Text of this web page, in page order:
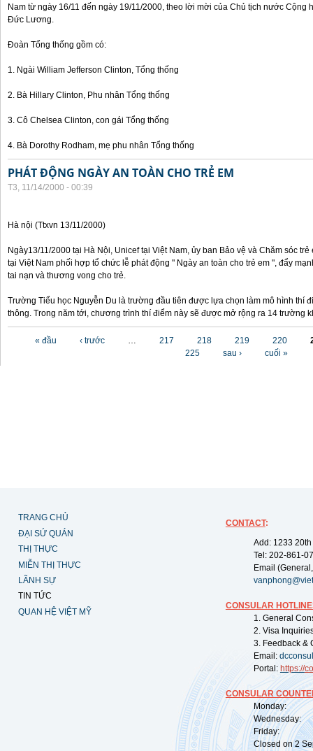
Nam từ ngày 16/11 đến ngày 19/11/2000, theo lời mời của Chủ tịch nước Cộng
Đức Lương.
Đoàn Tổng thống gồm có:
1. Ngài William Jefferson Clinton, Tổng thống
2. Bà Hillary Clinton, Phu nhân Tổng thống
3. Cô Chelsea Clinton, con gái Tổng thống
4. Bà Dorothy Rodham, mẹ phu nhân Tổng thống
PHÁT ĐỘNG NGÀY AN TOÀN CHO TRẺ EM
T3, 11/14/2000 - 00:39
Hà nội (Ttxvn 13/11/2000)
Ngày13/11/2000 tại Hà Nội, Unicef tại Việt Nam, ủy ban Bảo vệ và Chăm sóc
tại Việt Nam phối hợp tổ chức lễ phát động " Ngày an toàn cho trẻ em ", đẩy
tai nạn và thương vong cho trẻ.
Trường Tiểu học Nguyễn Du là trường đầu tiên được lựa chọn làm mô hình thí
thông. Trong năm tới, chương trình thí điểm này sẽ được mở rộng ra 14 trường
« đầu ‹ trước … 217 218 219 220
225
sau › cuối »
TRANG CHỦ
ĐẠI SỨ QUÁN
THỊ THỰC
MIỄN THỊ THỰC
LÃNH SỰ
TIN TỨC
QUAN HỆ VIỆT MỸ
CONTACT:
Add: 1233
Tel: 202-861-
Email
CONSULAR
1. General
2. Visa
3. Feedback &
Email:
Portal: https://
CONSULAR
Monday:
Wednesday:
Friday:
Closed on 2